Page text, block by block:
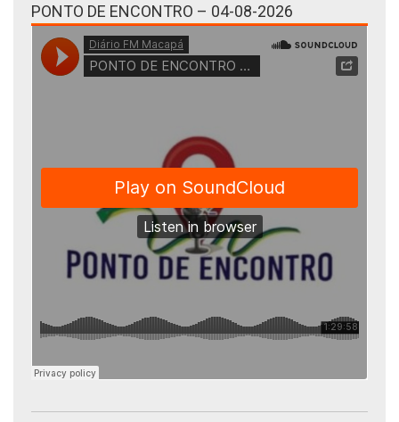
PONTO DE ENCONTRO – 04-08-2026